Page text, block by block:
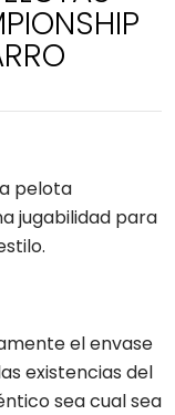
pelota
jugabilidad para
el envase
existencias del
sea cual sea